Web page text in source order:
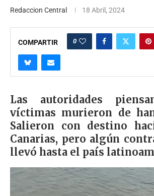
Redaccion Central 18 Abril, 2024
COMPARTIR 0
Las autoridades
víctimas murieron de
Salieron con destino
Canarias, pero algún
llevó hasta el país